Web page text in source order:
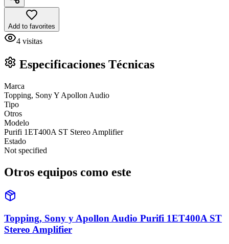
Add to favorites
4 visitas
Especificaciones Técnicas
Marca
Topping, Sony Y Apollon Audio
Tipo
Otros
Modelo
Purifi 1ET400A ST Stereo Amplifier
Estado
Not specified
Otros equipos como este
Topping, Sony y Apollon Audio Purifi 1ET400A ST
Stereo Amplifier